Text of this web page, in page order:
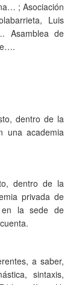
; Asociación
Luis
Asamblea de
dentro de la
una academia
dentro de la
privada de
la sede de
a saber,
sintaxis,